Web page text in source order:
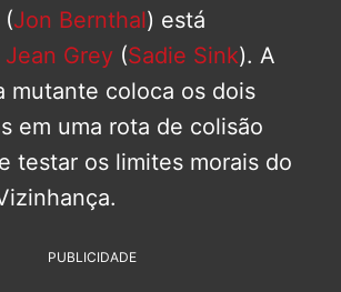
(Jon Bernthal) está
Jean Grey (Sadie Sink). A
mutante coloca os dois
em uma rota de colisão
testar os limites morais do
PUBLICIDADE